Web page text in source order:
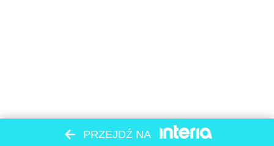
PRZEJDŹ NA